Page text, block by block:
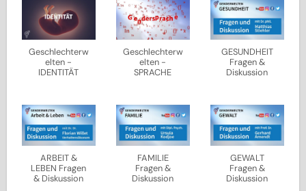
Geschlechterw
elten -
IDENTITÄT
Geschlechterw
elten -
SPRACHE
GESUNDHEIT
Fragen &
Diskussion
ARBEIT &
LEBEN Fragen
& Diskussion
FAMILIE
Fragen &
Diskussion
GEWALT
Fragen &
Diskussion